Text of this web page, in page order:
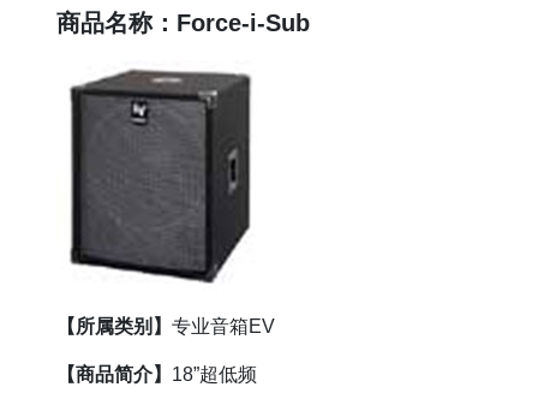
商品名称：Force-i-Sub
【所属类别】 专业音箱EV
【商品简介】 18”超低频